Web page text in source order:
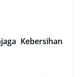
Kebersihan